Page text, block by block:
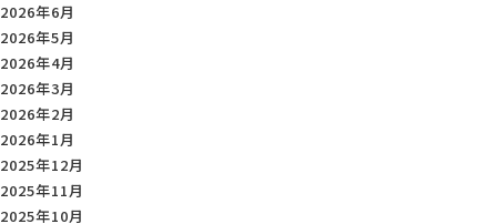
2026年6月
2026年5月
2026年4月
2026年3月
2026年2月
2026年1月
2025年12月
2025年11月
2025年10月